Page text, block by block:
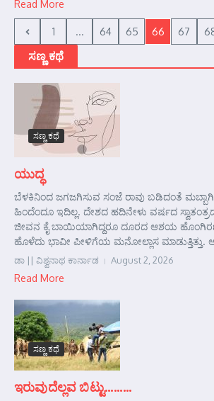
Read More
1 ... 64 65 66 67
ಸಣ್ಣ ಕಥೆ
ಸಣ್ಣ ಕಥೆ
ಯುದ್ಧ
ಬೆಳಕಿನಿಂದ ಜಗಜಗಿಸುವ ಸಂಜೆ ರಾವು ಬಡಿದಂತೆ
ಹಿಂದೆಂದೂ ಇದಿಲ್ಲ. ದೇಶದ ಹದಿನೇಳು ವರ್ಷದ
ಜೀವನ ಕೈ ಬಾಯಿಯಾಗಿದ್ದರೂ ದೂರದ ಆಶಯ
ಹೊಳೆದು ಭಾವೀ ಪೀಳಿಗೆಯ ಮನೋಲ್ಲಾಸ ಮಾಡುತ್ತಿತ್ತು.
ಡಾ || ವಿಶ್ವನಾಥ ಕಾರ್ನಾಡ August 2, 2026
Read More
ಸಣ್ಣ ಕಥೆ
ಇರುವುದೆಲ್ಲವ ಬಿಟ್ಟು………